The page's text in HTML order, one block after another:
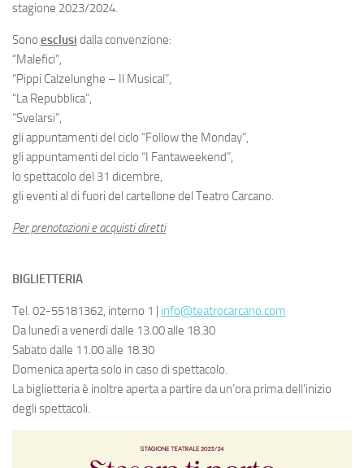
stagione 2023/2024.
Sono esclusi dalla convenzione:
“Malefici”,
“Pippi Calzelunghe – Il Musical”,
“La Repubblica”,
“Svelarsi”,
gli appuntamenti del ciclo “Follow the Monday”,
gli appuntamenti del ciclo “I Fantaweekend”,
lo spettacolo del 31 dicembre,
gli eventi al di fuori del cartellone del Teatro Carcano.
Per prenotazioni e acquisti diretti
BIGLIETTERIA
Tel. 02-55181362, interno 1 | info@teatrocarcano.com
Da lunedì a venerdì dalle 13.00 alle 18.30
Sabato dalle 11.00 alle 18.30
Domenica aperta solo in caso di spettacolo.
La biglietteria è inoltre aperta a partire da un’ora prima dell’inizio
degli spettacoli.